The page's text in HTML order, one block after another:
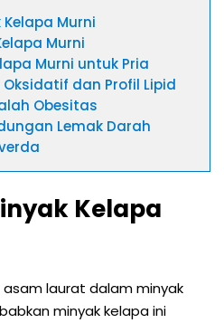
Murni
Murni
Murni untuk Pria
Oksidatif dan Profil Lipid
Obesitas
Lemak Darah
Kelapa
laurat dalam minyak
minyak kelapa ini